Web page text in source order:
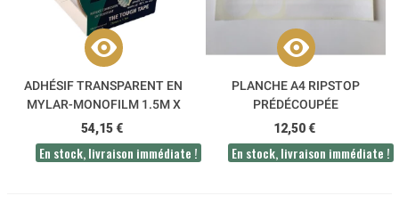
ADHÉSIF TRANSPARENT EN
MYLAR-MONOFILM 1.5M X
75MM
54,15 €
En stock, livraison immédiate !
PLANCHE A4 RIPSTOP
PRÉDÉCOUPÉE
12,50 €
En stock, livraison immédiate !